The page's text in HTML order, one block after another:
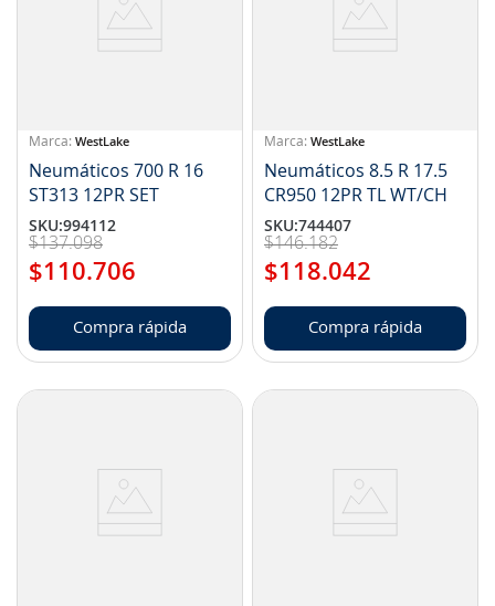
WestLake
Neumáticos 700 R 16
ST313 12PR SET
SKU:994112
$137.098
$110.706
Compra rápida
WestLake
Neumáticos 8.5 R 17.5
CR950 12PR TL WT/CH
SKU:744407
$146.182
$118.042
Compra rápida